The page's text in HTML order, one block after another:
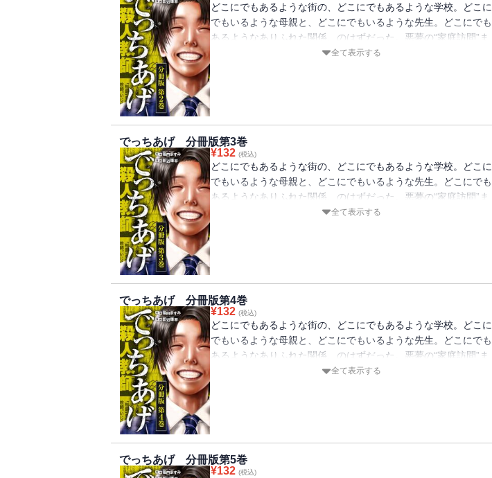
どこにでもあるような街の、どこにでもあるような学校。どこに
でもいるような母親と、どこにでもいるような先生。どこにでも
あるようなありふれた関係、のはずだった。悪夢の“家庭訪問”ま
では――。小さな街で起きた“体罰事件”は全国を駆け巡り、やが
全て表示する
でっちあげ 分冊版第3巻
¥132 (税込)
どこにでもあるような街の、どこにでもあるような学校。どこに
でもいるような母親と、どこにでもいるような先生。どこにでも
あるようなありふれた関係、のはずだった。悪夢の“家庭訪問”ま
では――。小さな街で起きた“体罰事件”は全国を駆け巡り、やが
全て表示する
でっちあげ 分冊版第4巻
¥132 (税込)
どこにでもあるような街の、どこにでもあるような学校。どこに
でもいるような母親と、どこにでもいるような先生。どこにでも
あるようなありふれた関係、のはずだった。悪夢の“家庭訪問”ま
では――。小さな街で起きた“体罰事件”は全国を駆け巡り、やが
全て表示する
でっちあげ 分冊版第5巻
¥132 (税込)